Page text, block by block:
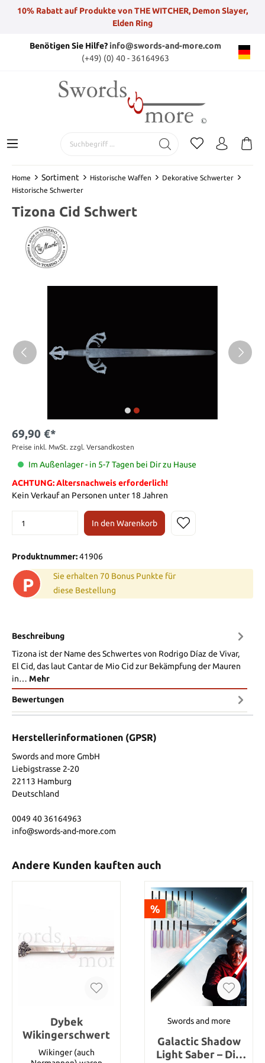
10% Rabatt auf Produkte von THE WITCHER, Demon Slayer,
Elden Ring
Benötigen Sie Hilfe?info@swords-and-more.com
(+49) (0) 40 - 36164963
Home Sortiment Historische Waffen
Dekorative Schwerter
Historische Schwerter
Tizona Cid Schwert
69,90 €*
Preise inkl. MwSt. zzgl. Versandkosten
Im Außenlager - in 5-7 Tagen bei Dir zu Hause
ACHTUNG: Altersnachweis erforderlich!
Kein Verkauf an Personen unter 18 Jahren
In den Warenkorb
Produktnummer:41906
P
Sie erhalten 70 Bonus Punkte für
diese Bestellung
Beschreibung
Tizona ist der Name des Schwertes von Rodrigo Díaz de Vivar,
El Cid, das laut Cantar de Mio Cid zur Bekämpfung der Mauren
in… Mehr
Bewertungen
Herstellerinformationen (GPSR)
Swords and more GmbH
Liebigstrasse 2-20
22113 Hamburg
Deutschland
0049 40 36164963
info@swords-and-more.com
Andere Kunden kauften auch
Dybek
Wikingerschwert
Wikinger (auch
%
Swords and more
Galactic Shadow
Light Saber – Die